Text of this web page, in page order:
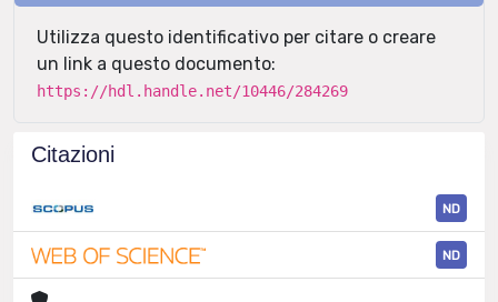
Utilizza questo identificativo per citare o creare
un link a questo documento:
https://hdl.handle.net/10446/284269
Citazioni
ND
ND